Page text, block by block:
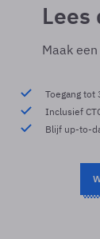
Maak
Toegang tot
Inclusief
Blijf up-to-